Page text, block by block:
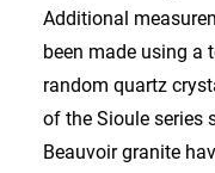
Additional
been made using a
random quartz
of the Sioule series
Beauvoir granite